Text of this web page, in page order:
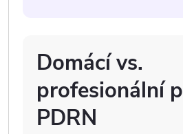
Domácí vs.
profesionální
PDRN